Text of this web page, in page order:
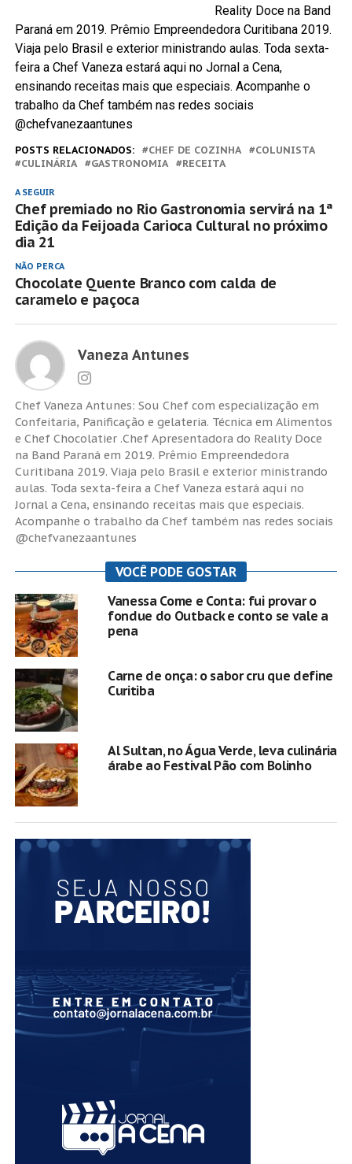
Reality Doce na Band
Paraná em 2019. Prêmio Empreendedora Curitibana 2019.
Viaja pelo Brasil e exterior ministrando aulas. Toda sexta-
feira a Chef Vaneza estará aqui no Jornal a Cena,
ensinando receitas mais que especiais. Acompanhe o
trabalho da Chef também nas redes sociais
@chefvanezaantunes
POSTS RELACIONADOS: CHEF DE COZINHA
COLUNISTA
CULINÁRIA
GASTRONOMIA RECEITA
A SEGUIR
Chef premiado no Rio Gastronomia servirá na 1ª
Edição da Feijoada Carioca Cultural no próximo
dia 21
NÃO PERCA
Chocolate Quente Branco com calda de
caramelo e paçoca
Vaneza Antunes
Chef Vaneza Antunes: Sou Chef com especialização em
Confeitaria, Panificação e gelateria. Técnica em Alimentos
e Chef Chocolatier .Chef Apresentadora do Reality Doce
na Band Paraná em 2019. Prêmio Empreendedora
Curitibana 2019. Viaja pelo Brasil e exterior ministrando
aulas. Toda sexta-feira a Chef Vaneza estará aqui no
Jornal a Cena, ensinando receitas mais que especiais.
Acompanhe o trabalho da Chef também nas redes sociais
@chefvanezaantunes
VOCÊ PODE GOSTAR
Vanessa Come e Conta: fui provar o
fondue do Outback e conto se vale a
pena
Carne de onça: o sabor cru que define
Curitiba
Al Sultan, no Água Verde, leva culinária
árabe ao Festival Pão com Bolinho